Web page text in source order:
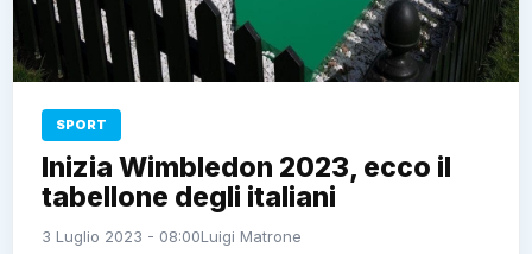
SPORT
Inizia Wimbledon 2023, ecco il
tabellone degli italiani
3 Luglio 2023 - 08:00Luigi Matrone